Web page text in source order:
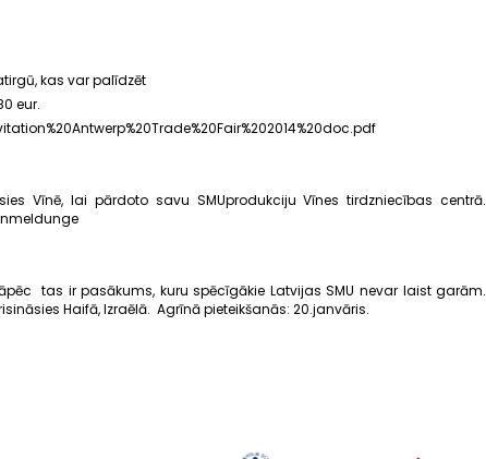
kas var palīdzēt
eur.
Vīnē, lai pārdoto savu SMUprodukciju Vīnes tirdzniecības centrā.
tas ir pasākums, kuru spēcīgākie Latvijas SMU nevar laist garām.
Haifā, Izraēlā. Agrīnā pieteikšanās: 20.janvāris.